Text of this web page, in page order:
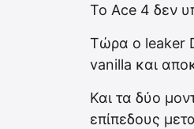
Το Ace 4 δεν
Τώρα ο leaker
vanilla και
Και τα δύο
επίπεδους